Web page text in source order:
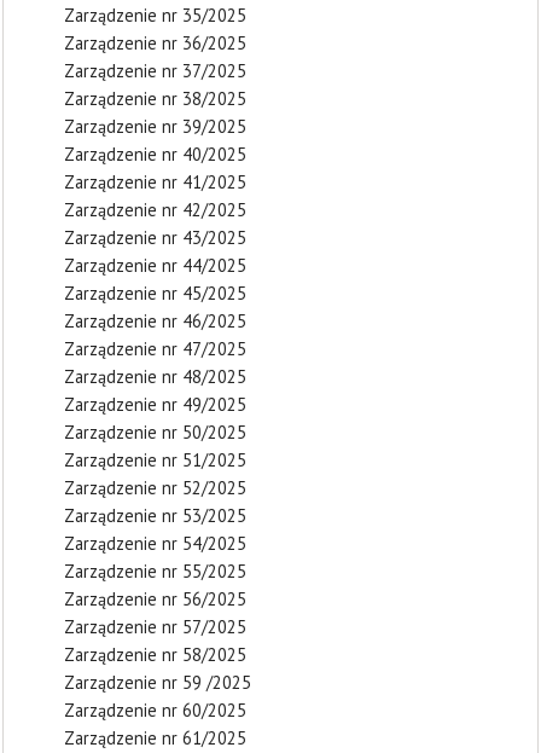
Zarządzenie nr 35/2025
Zarządzenie nr 36/2025
Zarządzenie nr 37/2025
Zarządzenie nr 38/2025
Zarządzenie nr 39/2025
Zarządzenie nr 40/2025
Zarządzenie nr 41/2025
Zarządzenie nr 42/2025
Zarządzenie nr 43/2025
Zarządzenie nr 44/2025
Zarządzenie nr 45/2025
Zarządzenie nr 46/2025
Zarządzenie nr 47/2025
Zarządzenie nr 48/2025
Zarządzenie nr 49/2025
Zarządzenie nr 50/2025
Zarządzenie nr 51/2025
Zarządzenie nr 52/2025
Zarządzenie nr 53/2025
Zarządzenie nr 54/2025
Zarządzenie nr 55/2025
Zarządzenie nr 56/2025
Zarządzenie nr 57/2025
Zarządzenie nr 58/2025
Zarządzenie nr 59 /2025
Zarządzenie nr 60/2025
Zarządzenie nr 61/2025